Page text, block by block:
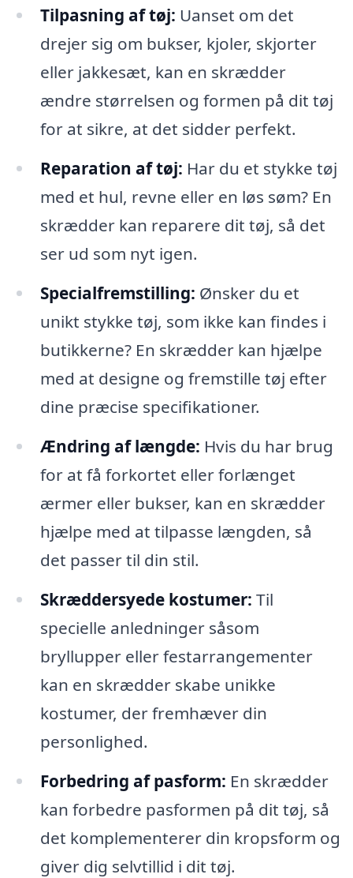
Tilpasning af tøj: Uanset om det
drejer sig om bukser, kjoler, skjorter
eller jakkesæt, kan en skrædder
ændre størrelsen og formen på dit tøj
for at sikre, at det sidder perfekt.
Reparation af tøj: Har du et stykke tøj
med et hul, revne eller en løs søm? En
skrædder kan reparere dit tøj, så det
ser ud som nyt igen.
Specialfremstilling: Ønsker du et
unikt stykke tøj, som ikke kan findes i
butikkerne? En skrædder kan hjælpe
med at designe og fremstille tøj efter
dine præcise specifikationer.
Ændring af længde: Hvis du har brug
for at få forkortet eller forlænget
ærmer eller bukser, kan en skrædder
hjælpe med at tilpasse længden, så
det passer til din stil.
Skræddersyede kostumer: Til
specielle anledninger såsom
bryllupper eller festarrangementer
kan en skrædder skabe unikke
kostumer, der fremhæver din
personlighed.
Forbedring af pasform: En skrædder
kan forbedre pasformen på dit tøj, så
det komplementerer din kropsform og
giver dig selvtillid i dit tøj.